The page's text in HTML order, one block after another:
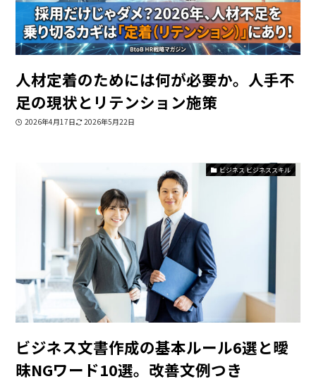
人材定着のためには何が必要か。人手不
足の現状とリテンション施策
2026年4月17日 2026年5月22日
ビジネス ビジネススキル
ビジネス文書作成の基本ルール6選と曖
昧NGワード10選。改善文例つき